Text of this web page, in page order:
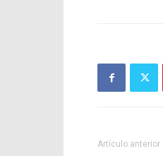
Artículo anterior